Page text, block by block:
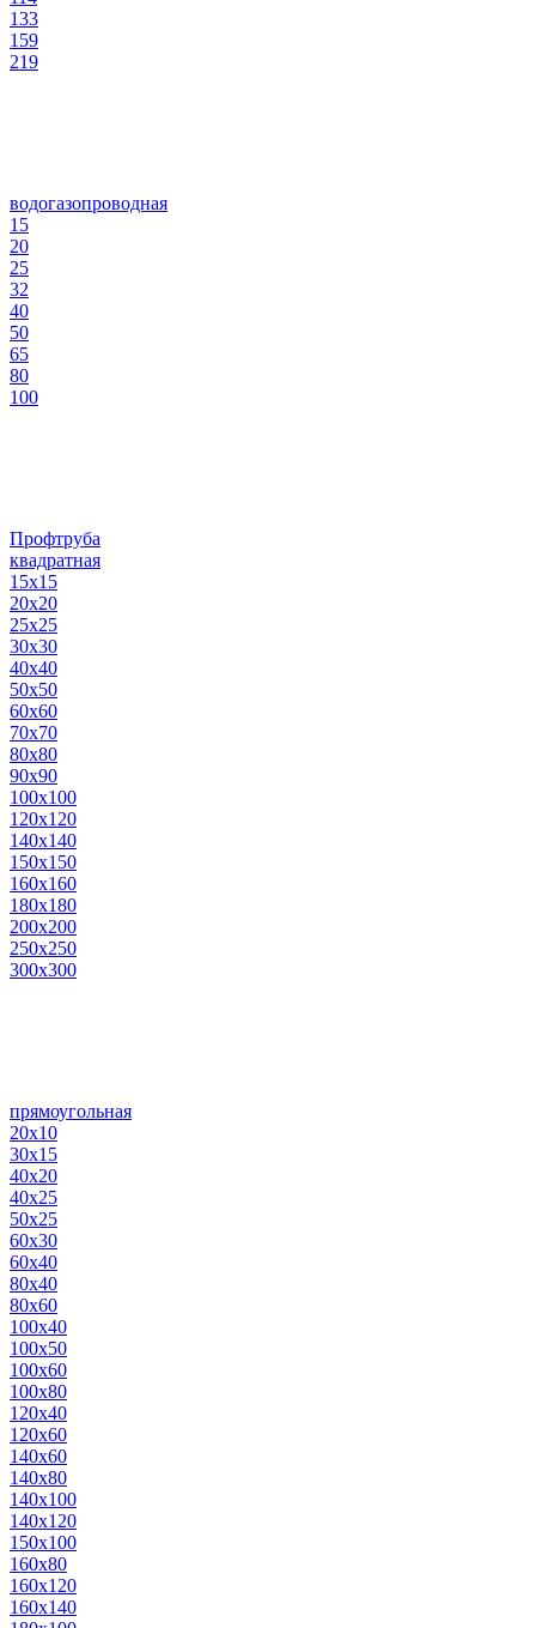
133
159
219
водогазопроводная
15
20
25
32
40
50
65
80
100
Профтруба
квадратная
15х15
20х20
25х25
30х30
40х40
50х50
60х60
70х70
80х80
90х90
100х100
120х120
140х140
150х150
160х160
180х180
200х200
250х250
300х300
прямоугольная
20х10
30х15
40х20
40х25
50х25
60х30
60х40
80х40
80х60
100х40
100х50
100х60
100х80
120х40
120х60
140х60
140х80
140х100
140х120
150х100
160х80
160х120
160х140